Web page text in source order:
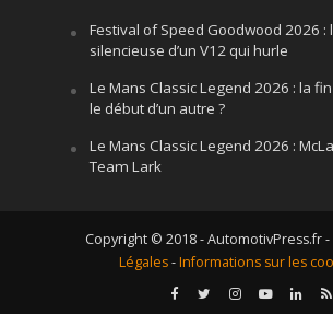
Festival of Speed Goodwood 2026 :
silencieuse d’un V12 qui hurle
Le Mans Classic Legend 2026 : la
le début d’un autre ?
Le Mans Classic Legend 2026 :
Team Lark
Copyright © 2018 - AutomotivPress.fr -
Légales-Informations sur les